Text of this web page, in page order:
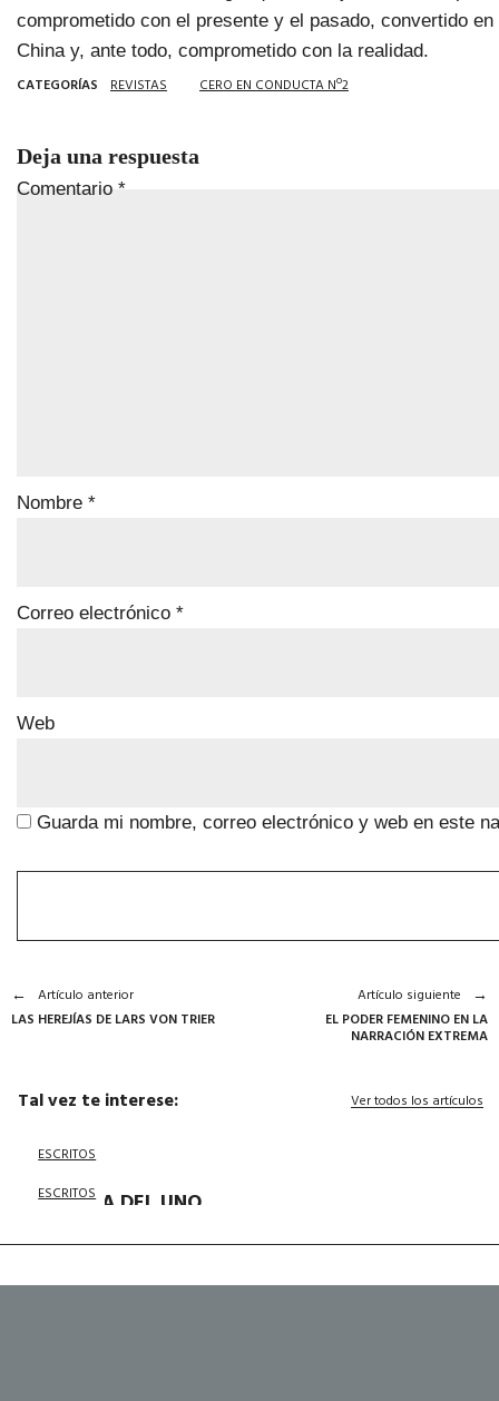
comprometido con el presente y el pasado, convertido
China y, ante todo, comprometido con la realidad.
CATEGORÍAS REVISTAS CERO EN CONDUCTA Nº2
Deja una respuesta
Comentario *
Nombre *
Correo electrónico *
Web
Guarda mi nombre, correo electrónico y web en este
Artículo anterior
LAS HEREJÍAS DE LARS VON TRIER
Artículo siguiente
EL PODER FEMENINO EN LA
NARRACIÓN EXTREMA
Tal vez te interese: Ver todos los artículos
ESCRITOS
LA VIDA DEL UNO
ESCRITOS
TRANSITAR
"CON ESTO QUE TENGO VOY A